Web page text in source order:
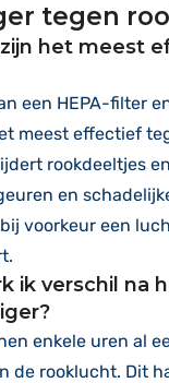
tegen
het meest
een HEPA-filter
meest effectief
rookdeeltjes
en
voorkeur een
ik verschil na
enkele uren al
de rooklucht. Dit